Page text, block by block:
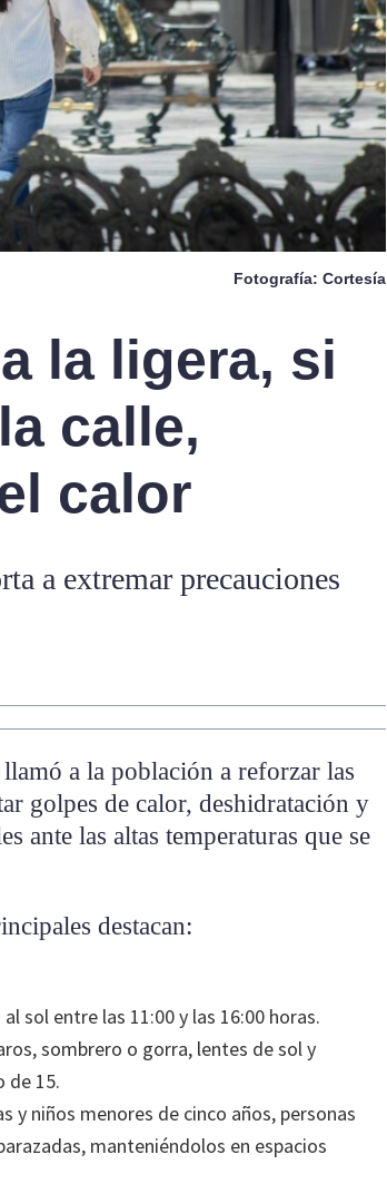
Fotografía: Cortesía
la ligera, si
calle,
calor
a extremar precauciones
a la población a reforzar las
golpes de calor, deshidratación y
ante las altas temperaturas que se
destacan:
sol entre las 11:00 y las 16:00 horas.
sombrero o gorra, lentes de sol y
de 15.
y niños menores de cinco años, personas
manteniéndolos en espacios